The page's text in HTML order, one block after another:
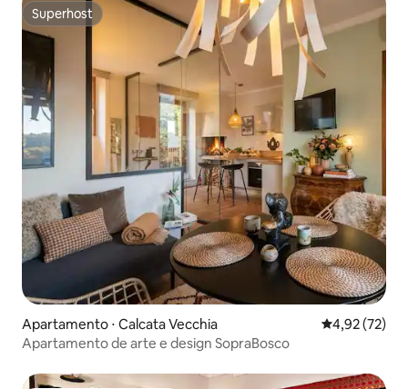
Superhost
Superhost
Apartamento ⋅ Calcata Vecchia 4,92 de uma
4,92 (72)
Apartamento de arte e design SopraBosco